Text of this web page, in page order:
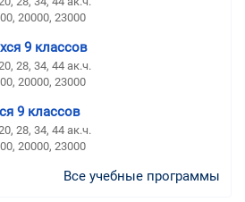
20000, 23000
9 классов
28, 34, 44 ак.ч.
20000, 23000
9 классов
28, 34, 44 ак.ч.
20000, 23000
Все учебные программы